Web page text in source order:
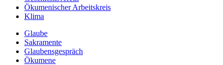
Ökumenischer Arbeitskreis
Klima
Glaube
Sakramente
Glaubensgespräch
Ökumene